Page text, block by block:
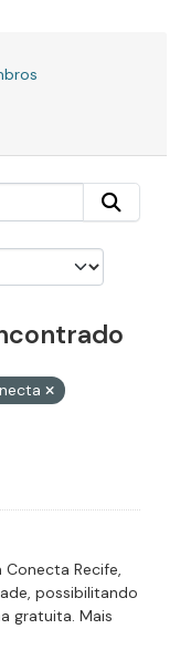
Recife,
possibilitando
gratuita. Mais